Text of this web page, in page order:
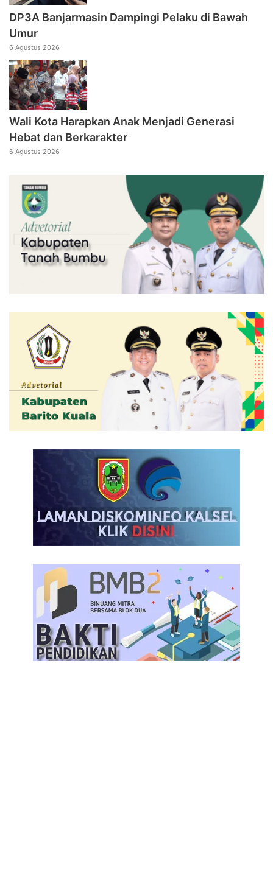
DP3A Banjarmasin Dampingi Pelaku di Bawah
Umur
6 Agustus 2026
Wali Kota Harapkan Anak Menjadi Generasi
Hebat dan Berkarakter
6 Agustus 2026